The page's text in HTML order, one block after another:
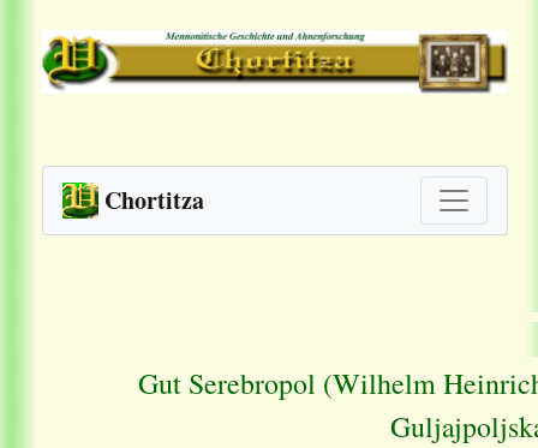
Chortitza
Gut Serebropol (Wilhelm